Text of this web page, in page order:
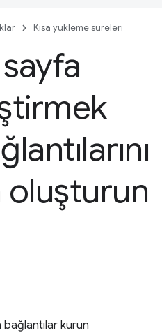
Kısa yükleme süreleri
kurun